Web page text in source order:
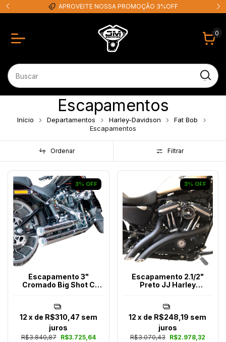
APROVEITE NOSSA PROMOÇÃO 3%OFF
0
Escapamentos
Início Departamentos Harley-Davidson
Fat Bob
Escapamentos
Ordenar Filtrar
3% OFF
Escapamento 3"
Cromado Big Shot C
R$3.840,87
R$3.725,64
12 x de R$310,47 sem
juros
3% OFF
Escapamento 2.1/2"
Preto JJ Harley
R$3.070,43
R$2.978,32
12 x de R$248,19 sem
juros